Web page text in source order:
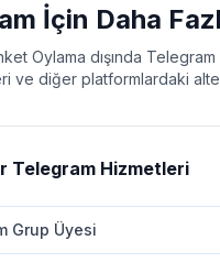
İçin Daha
Oylama dışında
ve diğer platformlardaki
Telegram Hizmetleri
Grup Üyesi